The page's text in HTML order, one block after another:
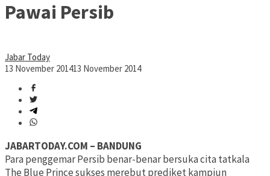
Pawai Persib
Jabar Today
13 November 201413 November 2014
JABARTODAY.COM – BANDUNG
Para penggemar Persib benar-benar bersuka cita tatkala
The Blue Prince sukses merebut prediket kampiun